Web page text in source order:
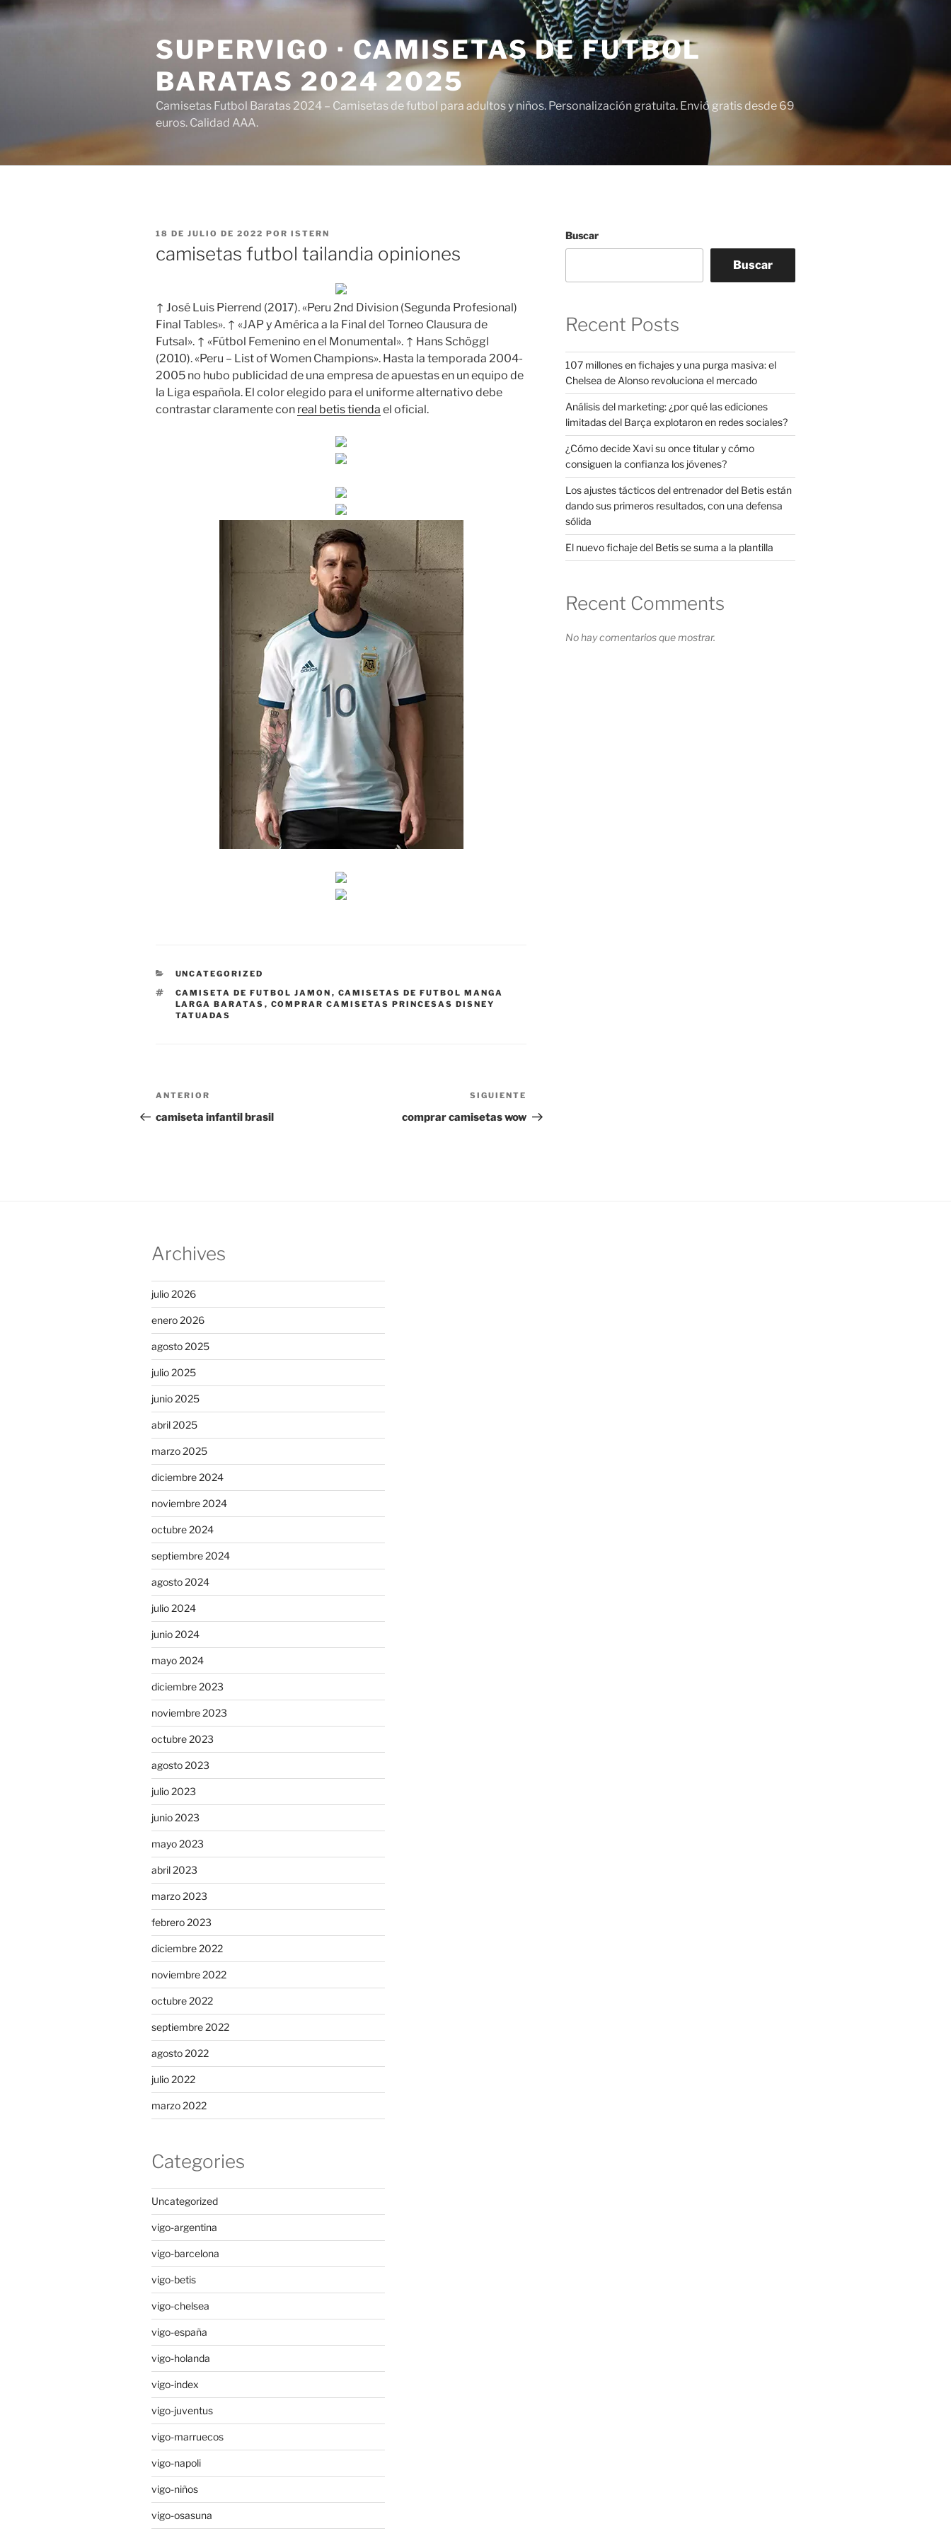
Saltar
al
SUPERVIGO · CAMISETAS DE FUTBOL
BARATAS 2024 2025
Camisetas Futbol Baratas 2024 – Camisetas de futbol para adultos y niños. Personalización gratuita. Envió gratis desde 69
euros. Calidad AAA.
PUBLICADO
18 DE JULIO DE 2022 POR ISTERN
camisetas futbol tailandia opiniones
↑ José Luis Pierrend (2017). «Peru 2nd Division (Segunda Profesional)
Final Tables». ↑ «JAP y América a la Final del Torneo Clausura de
Futsal». ↑ «Fútbol Femenino en el Monumental». ↑ Hans Schöggl
(2010). «Peru – List of Women Champions». Hasta la temporada 2004-
2005 no hubo publicidad de una empresa de apuestas en un equipo de
la Liga española. El color elegido para el uniforme alternativo debe
contrastar claramente con real betis tienda el oficial.
CATEGORÍAS
UNCATEGORIZED
ETIQUETAS
CAMISETA DE FUTBOL JAMON , CAMISETAS DE FUTBOL MANGA
LARGA BARATAS , COMPRAR CAMISETAS PRINCESAS DISNEY
TATUADAS
Navegación
de
Entrada
anterior:
ANTERIOR
camiseta infantil brasil
entrada
SIGUIENTE
comprar camisetas wow
Buscar
Buscar
Recent Posts
107 millones en fichajes y una purga masiva: el
Chelsea de Alonso revoluciona el mercado
Análisis del marketing: ¿por qué las ediciones
limitadas del Barça explotaron en redes sociales?
¿Cómo decide Xavi su once titular y cómo
consiguen la confianza los jóvenes?
Los ajustes tácticos del entrenador del Betis están
dando sus primeros resultados, con una defensa
sólida
El nuevo fichaje del Betis se suma a la plantilla
Recent Comments
No hay comentarios que mostrar.
Archives
julio 2026
enero 2026
agosto 2025
julio 2025
junio 2025
abril 2025
marzo 2025
diciembre 2024
noviembre 2024
octubre 2024
septiembre 2024
agosto 2024
julio 2024
junio 2024
mayo 2024
diciembre 2023
noviembre 2023
octubre 2023
agosto 2023
julio 2023
junio 2023
mayo 2023
abril 2023
marzo 2023
febrero 2023
diciembre 2022
noviembre 2022
octubre 2022
septiembre 2022
agosto 2022
julio 2022
marzo 2022
Categories
Uncategorized
vigo-argentina
vigo-barcelona
vigo-betis
vigo-chelsea
vigo-españa
vigo-holanda
vigo-index
vigo-juventus
vigo-marruecos
vigo-napoli
vigo-niños
vigo-osasuna